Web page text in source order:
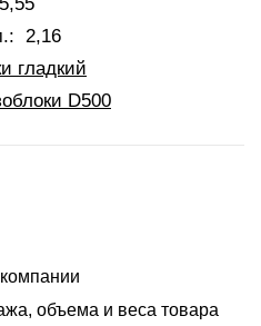
2,16
гладкий
D500
объема и веса товара